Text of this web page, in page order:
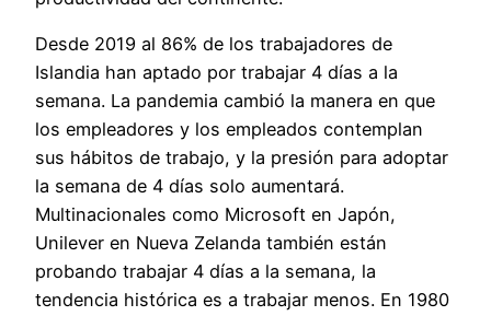
Desde 2019 al 86% de los trabajadores de
Islandia han aptado por trabajar 4 días a la
semana. La pandemia cambió la manera en que
los empleadores y los empleados contemplan
sus hábitos de trabajo, y la presión para adoptar
la semana de 4 días solo aumentará.
Multinacionales como Microsoft en Japón,
Unilever en Nueva Zelanda también están
probando trabajar 4 días a la semana, la
tendencia histórica es a trabajar menos. En 1980